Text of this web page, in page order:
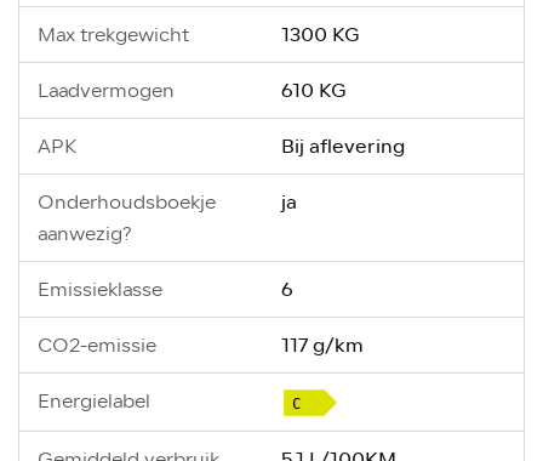
Max trekgewicht 1300 KG
Laadvermogen 610 KG
APK Bij aflevering
Onderhoudsboekje
aanwezig?
ja
Emissieklasse 6
CO2-emissie 117 g/km
Energielabel